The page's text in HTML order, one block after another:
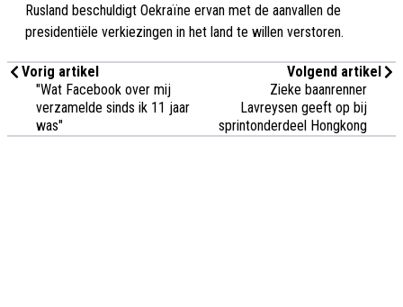
Rusland beschuldigt Oekraïne ervan met de aanvallen de
presidentiële verkiezingen in het land te willen verstoren.
Vorig artikel
"Wat Facebook over mij
verzamelde sinds ik 11 jaar
was"
Volgend artikel
Zieke baanrenner
Lavreysen geeft op bij
sprintonderdeel Hongkong